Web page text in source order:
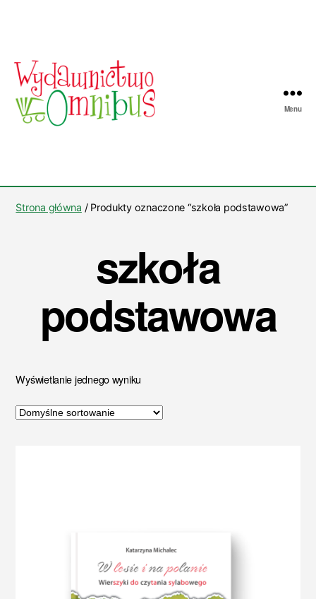
Omnibus
Menu
Strona główna / Produkty oznaczone “szkoła podstawowa”
szkoła
podstawowa
Wyświetlanie jednego wyniku